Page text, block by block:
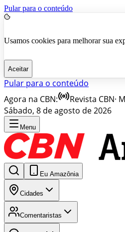
Pular para o conteúdo
Usamos cookies para melhorar sua
Aceitar
Pular para o conteúdo
Agora na CBN:
Revista CBN·
Sábado, 8 de agosto de 2026
Menu
Eu Amazônia
Cidades
Comentaristas